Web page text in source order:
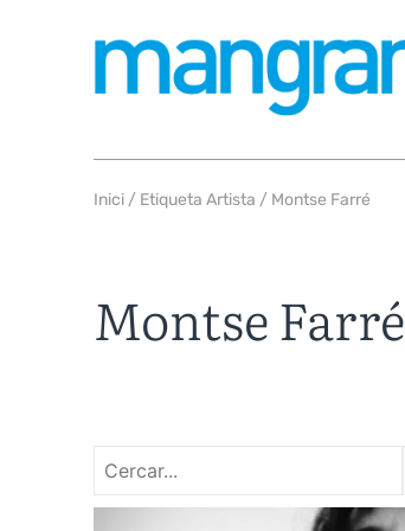
Inici / Etiqueta Artista / Montse Farré
Montse Farré